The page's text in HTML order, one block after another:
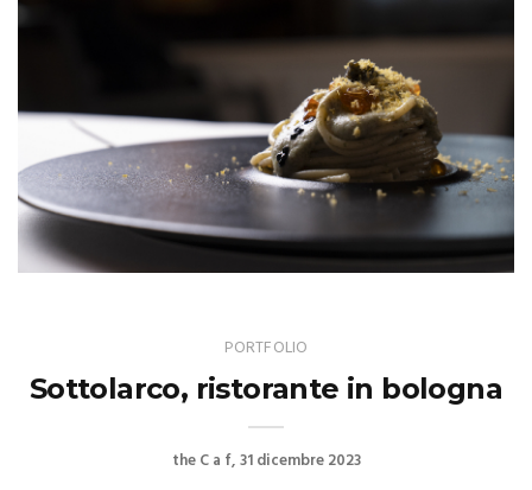
PORTFOLIO
Sottolarco, ristorante in bologna
the C a f 31 dicembre 2023